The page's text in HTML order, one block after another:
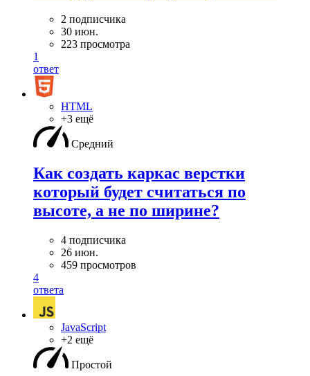
2 подписчика
30 июн.
223 просмотра
1
ответ
HTML
+3 ещё
Средний
Как создать каркас верстки
который будет считаться по
высоте, а не по ширине?
4 подписчика
26 июн.
459 просмотров
4
ответа
JavaScript
+2 ещё
Простой